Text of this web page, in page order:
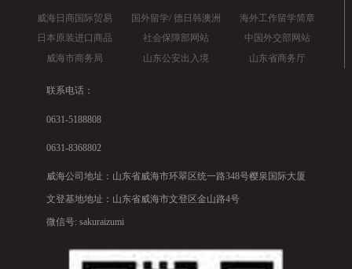
威海日商国际贸易 国外留学/ 德日韩澳洲
海外工作留学简章
日本原装进口商品
社会保障部网站
中国外交部网站
威海市商务局
山东公安出入境 山东省商务厅
联系电话：
0631-5188808
0631-8368802
威海公司地址：山东省威海市环翠区统一路348号樱泉国际大厦
文登基地地址：山东省威海市文登区金山路4号
微信号: sakuraizumi